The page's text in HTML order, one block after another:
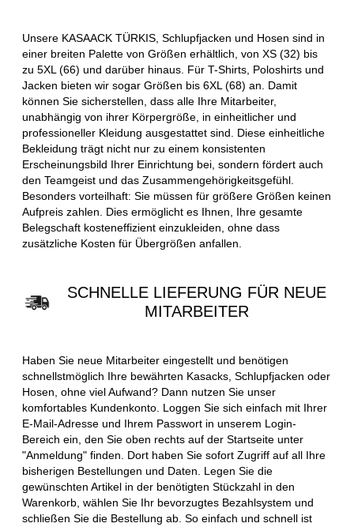
Unsere KASAACK TÜRKIS, Schlupfjacken und Hosen sind in
einer breiten Palette von Größen erhältlich, von XS (32) bis
zu 5XL (66) und darüber hinaus. Für T-Shirts, Poloshirts und
Jacken bieten wir sogar Größen bis 6XL (68) an. Damit
können Sie sicherstellen, dass alle Ihre Mitarbeiter,
unabhängig von ihrer Körpergröße, in einheitlicher und
professioneller Kleidung ausgestattet sind. Diese einheitliche
Bekleidung trägt nicht nur zu einem konsistenten
Erscheinungsbild Ihrer Einrichtung bei, sondern fördert auch
den Teamgeist und das Zusammengehörigkeitsgefühl.
Besonders vorteilhaft: Sie müssen für größere Größen keinen
Aufpreis zahlen. Dies ermöglicht es Ihnen, Ihre gesamte
Belegschaft kosteneffizient einzukleiden, ohne dass
zusätzliche Kosten für Übergrößen anfallen.
SCHNELLE LIEFERUNG FÜR NEUE
MITARBEITER
Haben Sie neue Mitarbeiter eingestellt und benötigen
schnellstmöglich Ihre bewährten Kasacks, Schlupfjacken oder
Hosen, ohne viel Aufwand? Dann nutzen Sie unser
komfortables Kundenkonto. Loggen Sie sich einfach mit Ihrer
E-Mail-Adresse und Ihrem Passwort in unserem Login-
Bereich ein, den Sie oben rechts auf der Startseite unter
"Anmeldung" finden. Dort haben Sie sofort Zugriff auf all Ihre
bisherigen Bestellungen und Daten. Legen Sie die
gewünschten Artikel in der benötigten Stückzahl in den
Warenkorb, wählen Sie Ihr bevorzugtes Bezahlsystem und
schließen Sie die Bestellung ab. So einfach und schnell ist